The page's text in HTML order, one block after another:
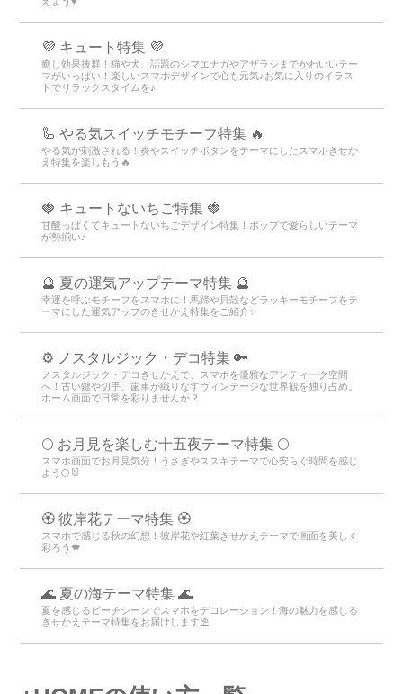
💜 キュート特集 💜
癒し効果抜群！猫や犬、話題のシマエナガやアザラシまでかわいいテー
マがいっぱい！楽しいスマホデザインで心も元気♪お気に入りのイラス
トでリラックスタイムを♪
🦾 やる気スイッチモチーフ特集 🔥
やる気が刺激される！炎やスイッチボタンをテーマにしたスマホきせか
え特集を楽しもう🔥
🍓 キュートないちご特集 🍓
甘酸っぱくてキュートないちごデザイン特集！ポップで愛らしいテーマ
が勢揃い♪
🔮 夏の運気アップテーマ特集 🔮
幸運を呼ぶモチーフをスマホに！馬蹄や貝殻などラッキーモチーフをテ
ーマにした運気アップのきせかえ特集をご紹介✨
⚙️ ノスタルジック・デコ特集 🔑
ノスタルジック・デコきせかえで、スマホを優雅なアンティーク空間
へ！古い鍵や切手、歯車が織りなすヴィンテージな世界観を独り占め。
ホーム画面で日常を彩りませんか？
🌕 お月見を楽しむ十五夜テーマ特集 🌕
スマホ画面でお月見気分！うさぎやススキテーマで心安らぐ時間を感じ
よう🌕🐰
🏵 彼岸花テーマ特集 🏵
スマホで感じる秋の幻想！彼岸花や紅葉きせかえテーマで画面を美しく
彩ろう🍁
🌊 夏の海テーマ特集 🌊
夏を感じるビーチシーンでスマホをデコレーション！海の魅力を感じる
きせかえテーマ特集をお届けします⛱️